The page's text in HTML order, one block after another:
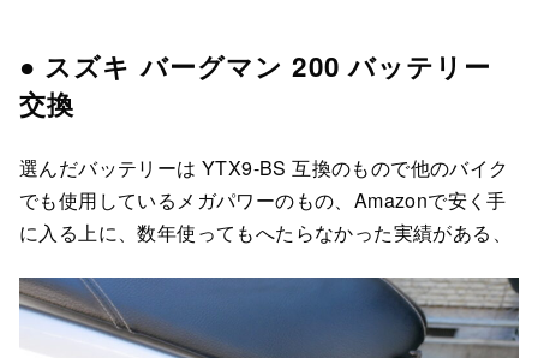
● スズキ バーグマン 200 バッテリー
交換
選んだバッテリーは YTX9-BS 互換のもので他のバイク
でも使用しているメガパワーのもの、Amazonで安く手
に入る上に、数年使ってもへたらなかった実績がある、